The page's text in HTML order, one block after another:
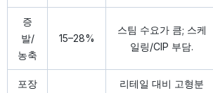
증
발/
농축
15–28%
스팀 수요가 큼; 스케
일링/CIP 부담.
포장
리테일 대비 고형분